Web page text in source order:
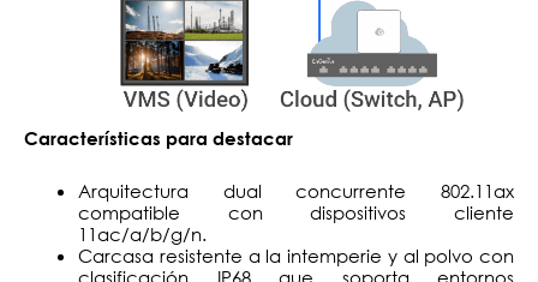
Características para destacar
Arquitectura dual concurrente 802.11ax
compatible con dispositivos cliente
11ac/a/b/g/n.
Carcasa resistente a la intemperie y al polvo con